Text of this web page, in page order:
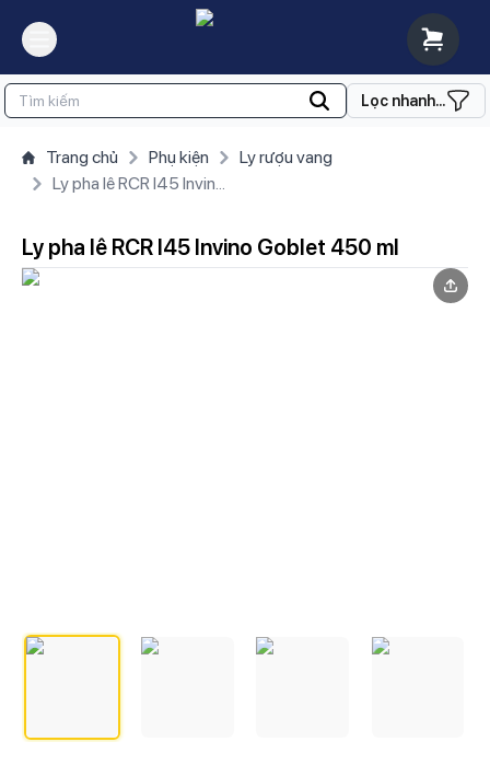
Lọc nhanh...
Trang chủ Phụ kiện
Ly rượu vang
Ly pha lê RCR I45 Invino Goblet 450 ml
Ly pha lê RCR I45 Invino Goblet 450 ml